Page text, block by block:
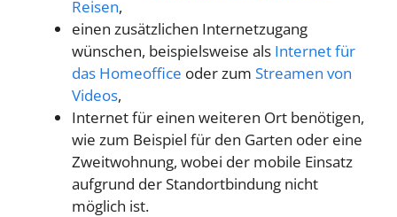
Reisen,
einen zusätzlichen Internetzugang
wünschen, beispielsweise als Internet für
das Homeoffice oder zum Streamen von
Videos,
Internet für einen weiteren Ort benötigen,
wie zum Beispiel für den Garten oder eine
Zweitwohnung, wobei der mobile Einsatz
aufgrund der Standortbindung nicht
möglich ist.